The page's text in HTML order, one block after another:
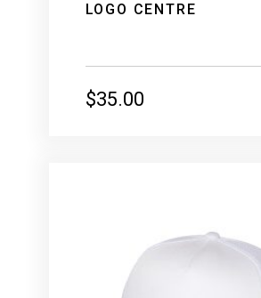
LOGO CENTRE
$35.00